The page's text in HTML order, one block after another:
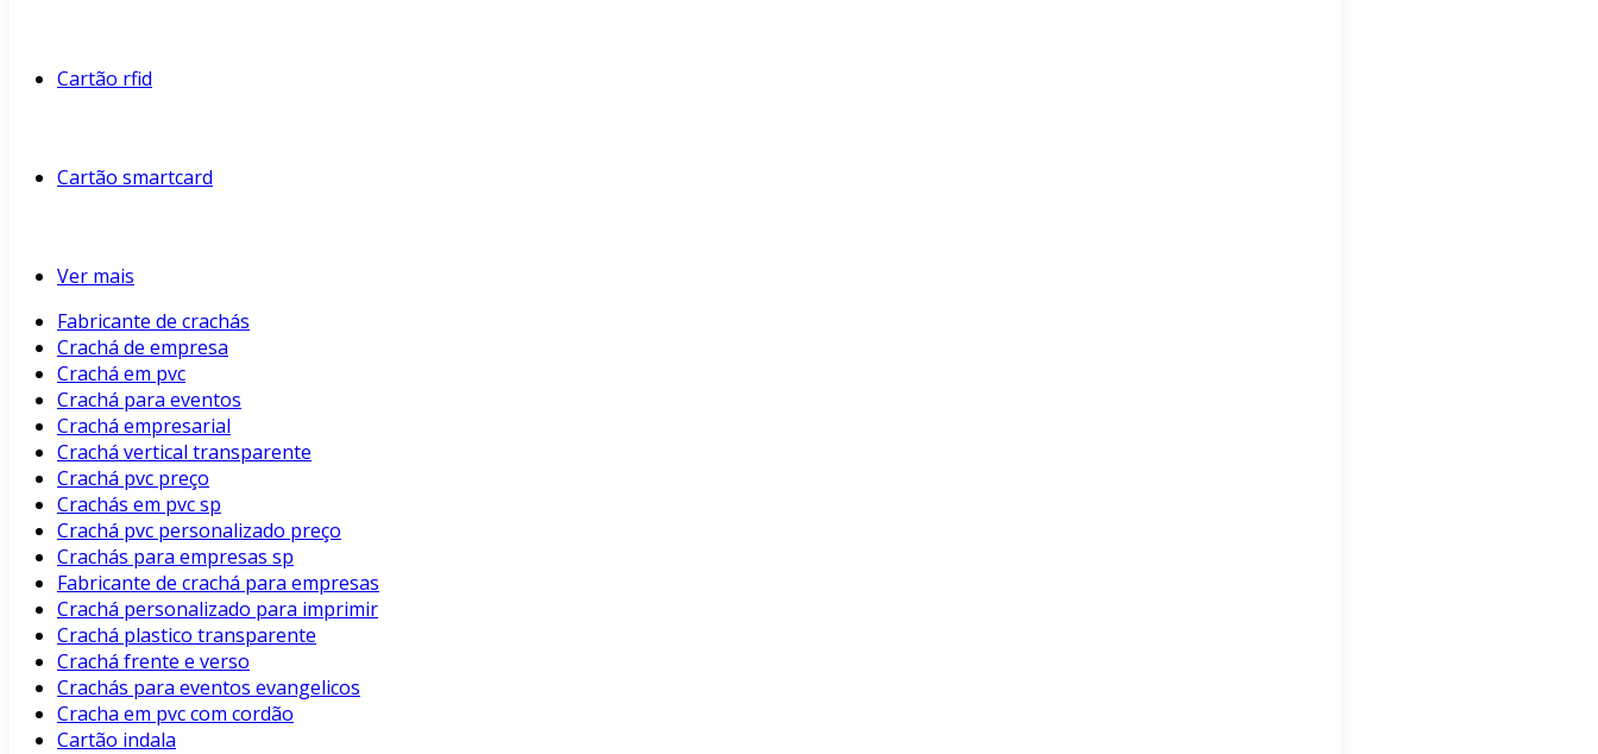
Cartão rfid
Cartão smartcard
Ver mais
Fabricante de crachás
Crachá de empresa
Crachá em pvc
Crachá para eventos
Crachá empresarial
Crachá vertical transparente
Crachá pvc preço
Crachás em pvc sp
Crachá pvc personalizado preço
Crachás para empresas sp
Fabricante de crachá para empresas
Crachá personalizado para imprimir
Crachá plastico transparente
Crachá frente e verso
Crachás para eventos evangelicos
Cracha em pvc com cordão
Cartão indala